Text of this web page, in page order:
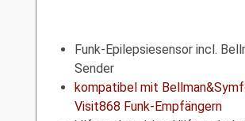
Funk-Epilepsiesensor incl.
Sender
kompatibel mit
Visit868 Funk-Empfängern